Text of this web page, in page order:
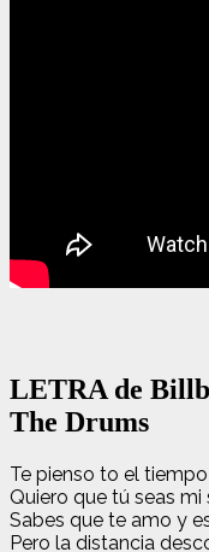
LETRA de
The Drums
Te pienso to el
Quiero que tú seas mi
Sabes que te amo y
Pero la distancia